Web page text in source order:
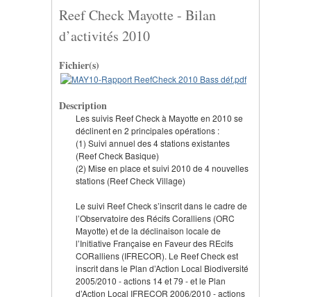
Reef Check Mayotte - Bilan
d’activités 2010
Fichier(s)
Description
Les suivis Reef Check à Mayotte en 2010 se
déclinent en 2 principales opérations :
(1) Suivi annuel des 4 stations existantes
(Reef Check Basique)
(2) Mise en place et suivi 2010 de 4 nouvelles
stations (Reef Check Village)
Le suivi Reef Check s’inscrit dans le cadre de
l’Observatoire des Récifs Coralliens (ORC
Mayotte) et de la déclinaison locale de
l’Initiative Française en Faveur des REcifs
CORalliens (IFRECOR). Le Reef Check est
inscrit dans le Plan d’Action Local Biodiversité
2005/2010 - actions 14 et 79 - et le Plan
d’Action Local IFRECOR 2006/2010 - actions